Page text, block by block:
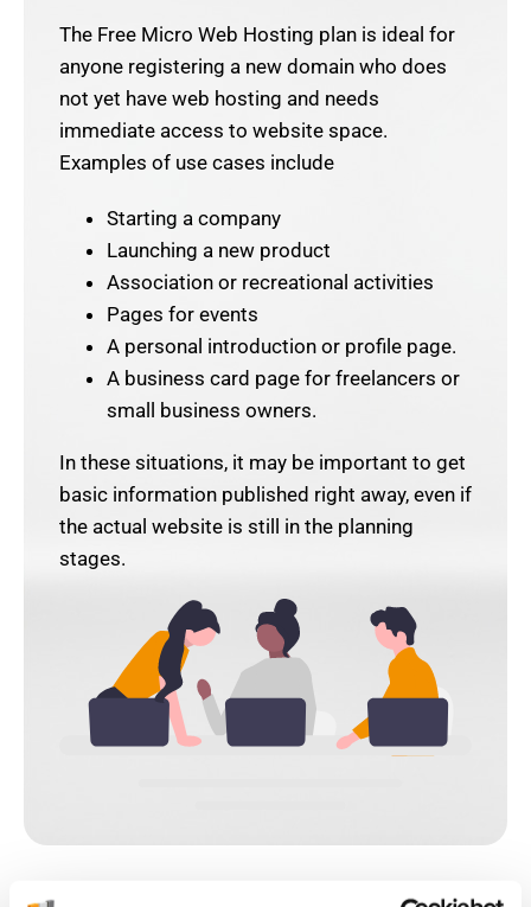
The Free Micro Web Hosting plan is ideal for
anyone registering a new domain who does
not yet have web hosting and needs
immediate access to website space.
Examples of use cases include
Starting a company
Launching a new product
Association or recreational activities
Pages for events
A personal introduction or profile page.
A business card page for freelancers or
small business owners.
In these situations, it may be important to get
basic information published right away, even if
the actual website is still in the planning
stages.